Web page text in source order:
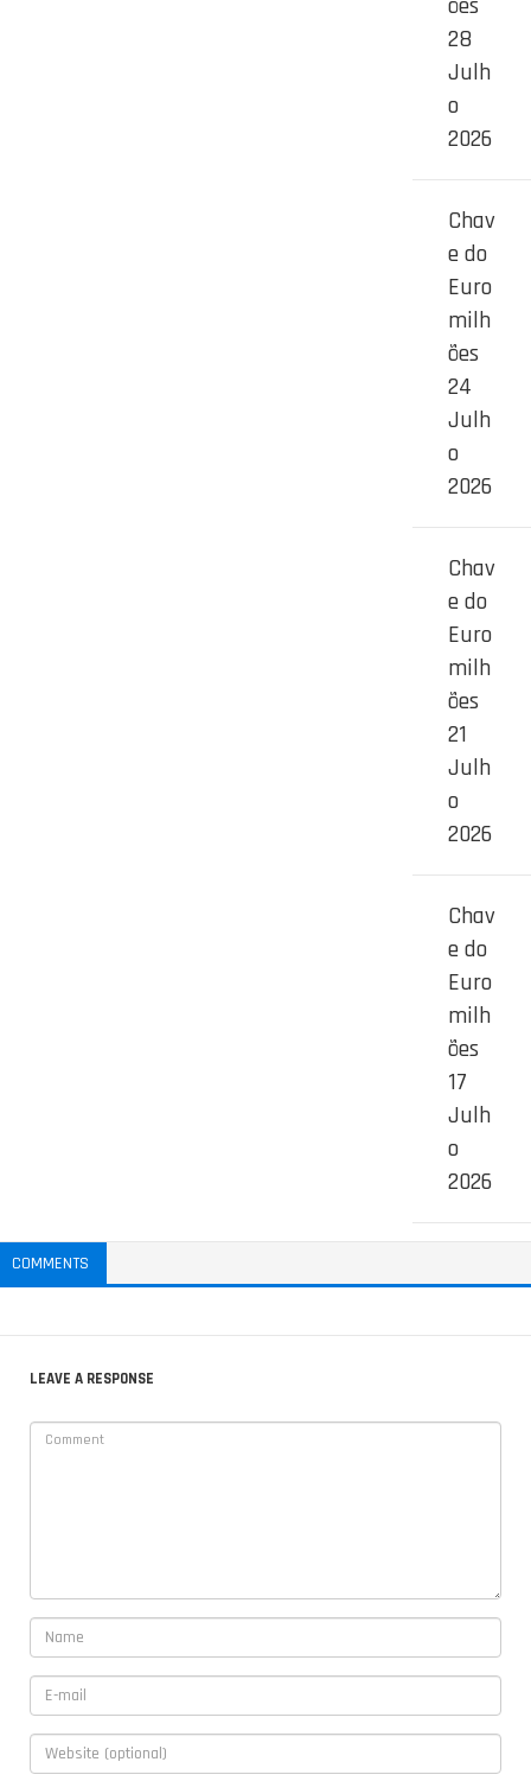
28
Julh
o
2026
Chav
e do
Euro
milh
ões
24
Julh
o
2026
Chav
e do
Euro
milh
ões
21
Julh
o
2026
Chav
e do
Euro
milh
ões
17
Julh
o
2026
COMMENTS
LEAVE A RESPONSE